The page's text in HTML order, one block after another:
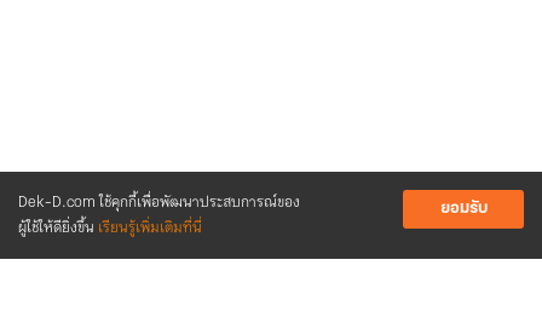
Dek-D.com ใช้คุกกี้เพื่อพัฒนาประสบการณ์ของ
ผู้ใช้ให้ดียิ่งขึ้น เรียนรู้เพิ่มเติมที่นี่
ยอมรับ